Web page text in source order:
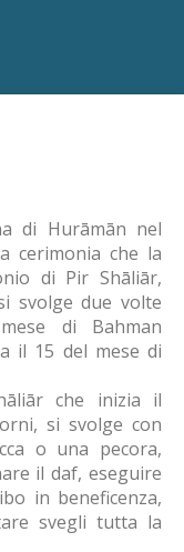
di Hurāmān nel
cerimonia che la
di Pir Shāliār,
svolge due volte
di Bahman
il 15 del mese di
che inizia il
si svolge con
o una pecora,
il daf, eseguire
in beneficenza,
svegli tutta la